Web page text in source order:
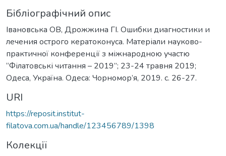
Бібліографічний опис
Івановська ОВ, Дрожжина ГІ. Ошибки диагностики и
лечения острого кератоконуса. Матеріали науково-
практичної конференції з міжнародною участю
“Філатовські читання – 2019”; 23-24 травня 2019;
Одеса, Україна. Одеса: Чорномор’я, 2019. c. 26-27.
URI
https://reposit.institut-
filatova.com.ua/handle/123456789/1398
Колекції